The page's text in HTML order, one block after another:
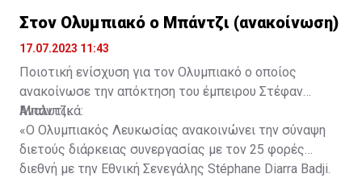
Στον Ολυμπιακό ο Μπάντζι (ανακοίνωση)
17.07.2023 11:43
Ποιοτική ενίσχυση για τον Ολυμπιακό ο οποίος
ανακοίνωσε την απόκτηση του έμπειρου Στέφαν
Μπάντζι.
Αναλυτικά:
«Ο Ολυμπιακός Λευκωσίας ανακοινώνει την σύναψη
διετούς διάρκειας συνεργασίας με τον 25 φορές
διεθνή με την Εθνική Σενεγάλης Stéphane Diarra Badji.